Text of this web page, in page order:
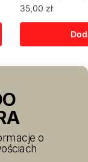
35,00 zł
o